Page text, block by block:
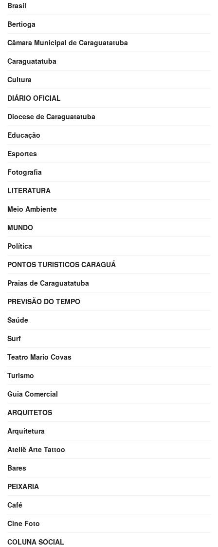
Brasil
Bertioga
Câmara Municipal de Caraguatatuba
Caraguatatuba
Cultura
DIÁRIO OFICIAL
Diocese de Caraguatatuba
Educação
Esportes
Fotografia
LITERATURA
Meio Ambiente
MUNDO
Política
PONTOS TURISTICOS CARAGUÁ
Praias de Caraguatatuba
PREVISÃO DO TEMPO
Saúde
Surf
Teatro Mario Covas
Turismo
Guia Comercial
ARQUITETOS
Arquitetura
Ateliê Arte Tattoo
Bares
PEIXARIA
Café
Cine Foto
COLUNA SOCIAL